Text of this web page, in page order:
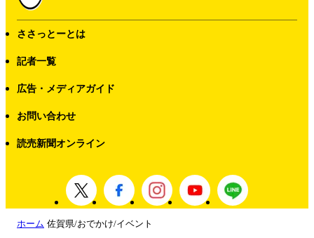
ささっとーとは
記者一覧
広告・メディアガイド
お問い合わせ
読売新聞オンライン
ホーム 佐賀県/おでかけ/イベント